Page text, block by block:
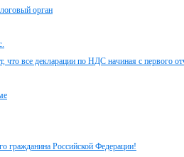
орган
все декларации по НДС начиная с первого
гражданина Российской Федерации!